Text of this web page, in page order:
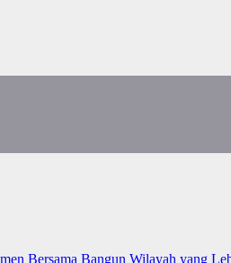
Bersama Bangun Wilayah yang